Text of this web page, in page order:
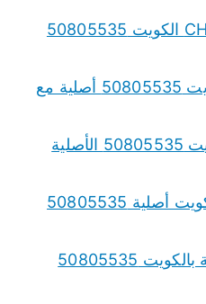
قطع غيار شانجان CHANGAN الكويت 50805535
قطع غيار دومي Domi الكويت 50805535 أصلية مع
قطع غيار جيلي Geely الكويت 50805535 الأصلية
قطع غيار جيتور Jetour بالكويت أصلية 50805535
قطع غيار بايك BAIC الأصلية بالكويت 50805535